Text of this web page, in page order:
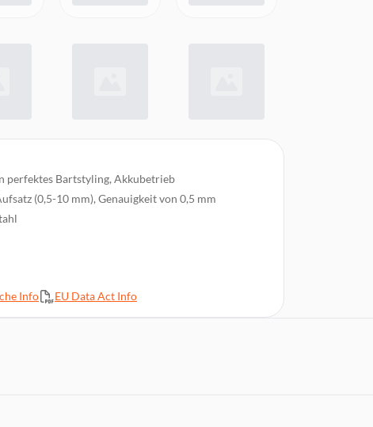
perfektes Bartstyling, Akkubetrieb
(0,5-10 mm), Genauigkeit von 0,5 mm
bis zu 40 Minuten Betriebszeit, vollständige
Info EU Data Act Info